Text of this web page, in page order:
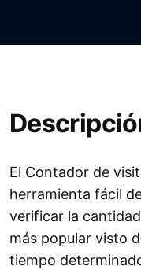
El Contador de
herramienta fácil
verificar la
más popular visto
tiempo